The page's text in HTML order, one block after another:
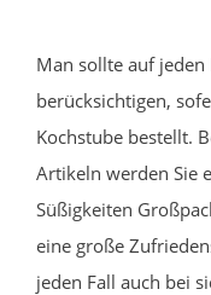
Man sollte auf
berücksichtigen,
Kochstube bestellt.
Artikeln werden Sie
Süßigkeiten
eine große
jeden Fall auch bei